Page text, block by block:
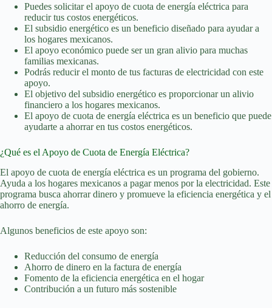
Puedes solicitar el apoyo de cuota de energía eléctrica para
reducir tus costos energéticos.
El subsidio energético es un beneficio diseñado para ayudar a
los hogares mexicanos.
El apoyo económico puede ser un gran alivio para muchas
familias mexicanas.
Podrás reducir el monto de tus facturas de electricidad con este
apoyo.
El objetivo del subsidio energético es proporcionar un alivio
financiero a los hogares mexicanos.
El apoyo de cuota de energía eléctrica es un beneficio que puede
ayudarte a ahorrar en tus costos energéticos.
¿Qué es el Apoyo de Cuota de Energía Eléctrica?
El apoyo de cuota de energía eléctrica es un programa del gobierno.
Ayuda a los hogares mexicanos a pagar menos por la electricidad. Este
programa busca ahorrar dinero y promueve la eficiencia energética y el
ahorro de energía.
Algunos beneficios de este apoyo son:
Reducción del consumo de energía
Ahorro de dinero en la factura de energía
Fomento de la eficiencia energética en el hogar
Contribución a un futuro más sostenible